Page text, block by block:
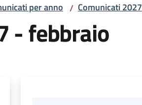
per anno / Comunicati 2027
- febbraio